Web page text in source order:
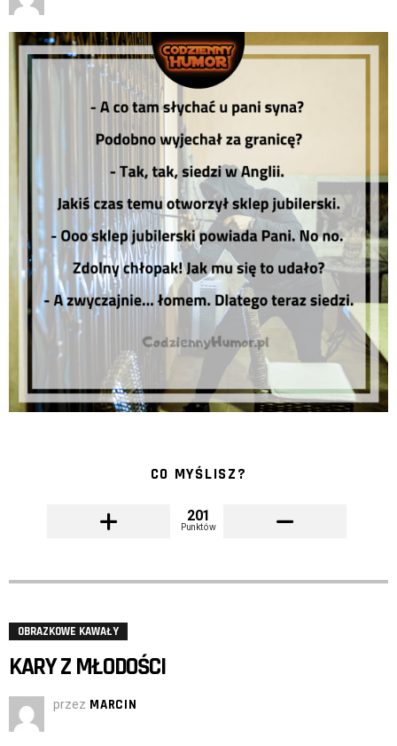
CO MYŚLISZ?
201
Punktów
OBRAZKOWE KAWAŁY
KARY Z MŁODOŚCI
przez MARCIN